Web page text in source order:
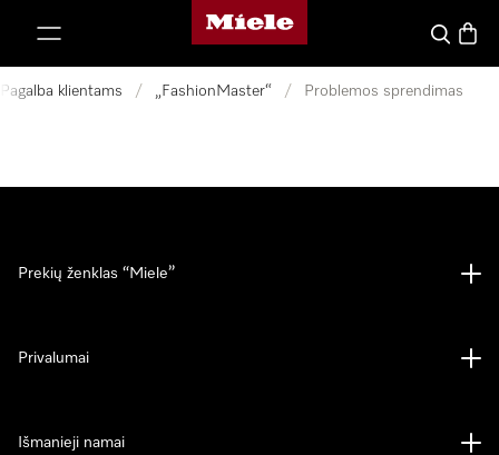
"Miele" pradžios tinklalapis
Paieška
Pagalba klientams / „FashionMaster“ / Problemos sprendimas
Prekių ženklas “Miele”
Privalumai
Išmanieji namai